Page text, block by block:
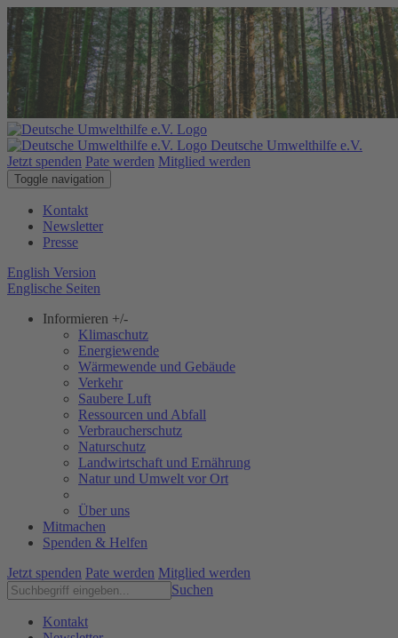
Deutsche Umwelthilfe e.V.
Jetzt spenden Pate werden Mitglied werden
Toggle navigation
Kontakt
Newsletter
Presse
English Version
Englische Seiten
Informieren +/-
Klimaschutz
Energiewende
Wärmewende und Gebäude
Verkehr
Saubere Luft
Ressourcen und Abfall
Verbraucherschutz
Naturschutz
Landwirtschaft und Ernährung
Natur und Umwelt vor Ort
Über uns
Mitmachen
Spenden & Helfen
Jetzt spenden Pate werden Mitglied werden
Suchen
Kontakt